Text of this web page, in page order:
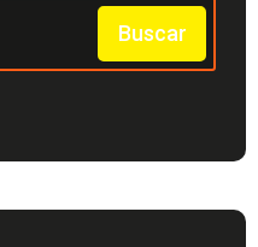
Buscar